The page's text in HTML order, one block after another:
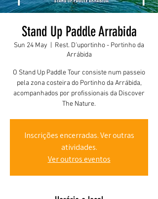
Stand Up Paddle Arrabida
Sun 24 May
Rest. D'uportinho - Portinho da
Arrábida
O Stand Up Paddle Tour consiste num passeio
pela zona costeira do Portinho da Arrábida,
acompanhados por profissionais da Discover
The Nature.
Inscrições encerradas. Ver outras
atividades.
Ver outros eventos